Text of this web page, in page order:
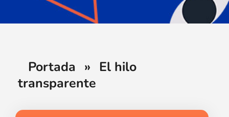
Portada » El hilo
transparente